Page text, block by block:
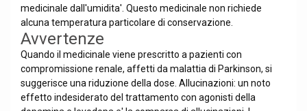
medicinale dall'umidita'. Questo medicinale non richiede
alcuna temperatura particolare di conservazione.
Avvertenze
Quando il medicinale viene prescritto a pazienti con
compromissione renale, affetti da malattia di Parkinson, si
suggerisce una riduzione della dose. Allucinazioni: un noto
effetto indesiderato del trattamento con agonisti della